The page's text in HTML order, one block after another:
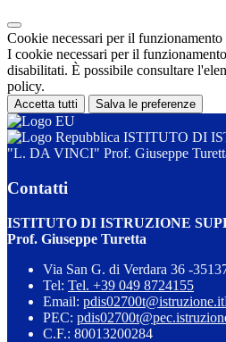
Cookie necessari per il funzionamento
I cookie necessari per il
disabilitati. È possibile consultare
policy.
Accetta tutti Salva le preferenze
ISTITUTO DI
"L. DA VINCI" Prof. Giuseppe
Contatti
ISTITUTO DI ISTRUZIONE
Prof. Giuseppe Turetta
Via San G. di Verdara 36 -
Tel: Tel. +39 049 8724155
Email: pdis02700t@istruzione.it
PEC:
C.F.: 80013200284